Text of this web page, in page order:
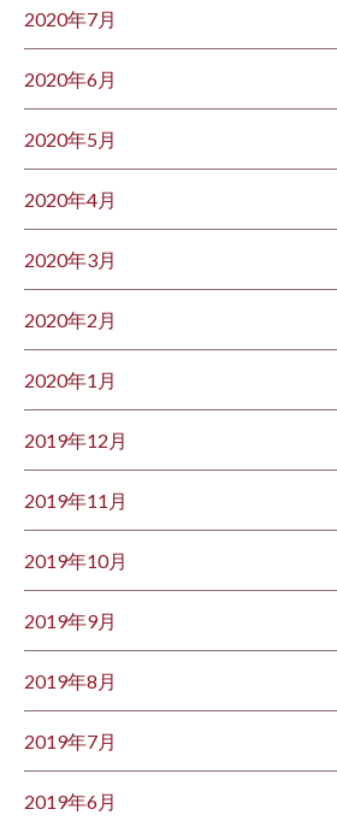
2020年7月
2020年6月
2020年5月
2020年4月
2020年3月
2020年2月
2020年1月
2019年12月
2019年11月
2019年10月
2019年9月
2019年8月
2019年7月
2019年6月